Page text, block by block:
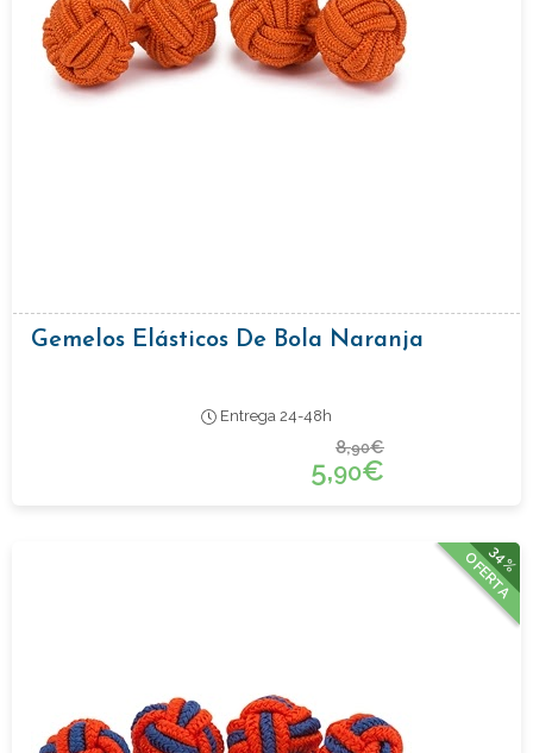
Gemelos Elásticos De Bola Naranja
Entrega 24-48h
8,90€
5,90€
34%
OFERTA